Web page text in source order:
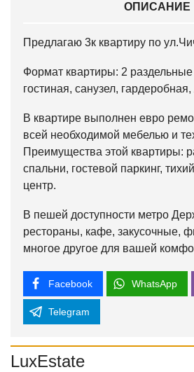
ОПИСАНИЕ
Предлагаю 3к квартиру по
Формат квартиры: 2 раздельные
гостиная, санузел,
В квартире выполнен евро
всей необходимой мебелью и
Преимущества этой квартиры:
спальни, гостевой паркинг,
центр.
В пешей доступности метро
рестораны, кафе, закусочные,
многое другое для вашей
Facebook WhatsApp
Telegram
LuxEstate